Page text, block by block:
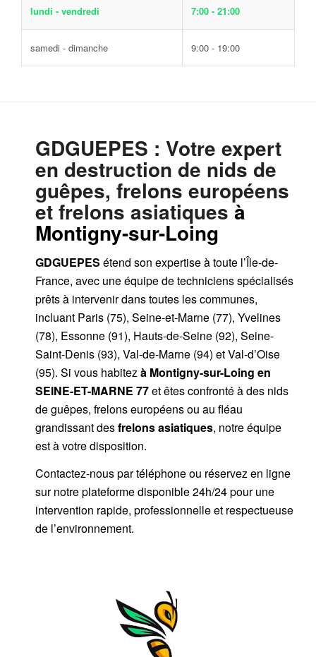
lundi - vendredi 7:00 - 21:00
samedi - dimanche 9:00 - 19:00
GDGUEPES : Votre expert
en destruction de nids de
guêpes, frelons européens
et frelons asiatiquesà
Montigny-sur-Loing
GDGUEPES étend son expertise à toute l’Île-de-
France, avec une équipe de techniciens spécialisés
prêts à intervenir dans toutes les communes,
incluant Paris (75), Seine-et-Marne (77), Yvelines
(78), Essonne (91), Hauts-de-Seine (92), Seine-
Saint-Denis (93), Val-de-Marne (94) et Val-d’Oise
(95). Si vous habitez à Montigny-sur-Loing en
SEINE-ET-MARNE 77et êtes confronté à des nids
de guêpes, frelons européens ou au fléau
grandissant desfrelons asiatiques, notre équipe
est à votre disposition.
Contactez-nous partéléphoneou réservez en ligne
sur notre plateforme disponible 24h/24pour une
intervention rapide, professionnelle et respectueuse
de l’environnement.